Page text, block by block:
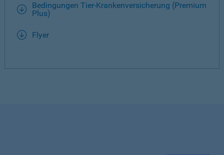
Bedingungen Tier-Krankenversicherung (Premium
Plus)
Flyer